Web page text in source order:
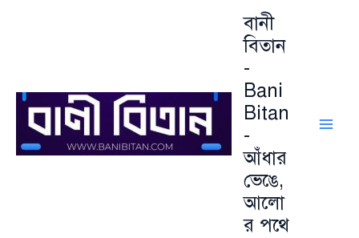
বানী
বিতান
-
Bani
Bitan
-
আঁধার
ভেঙে,
আলো
র পথে